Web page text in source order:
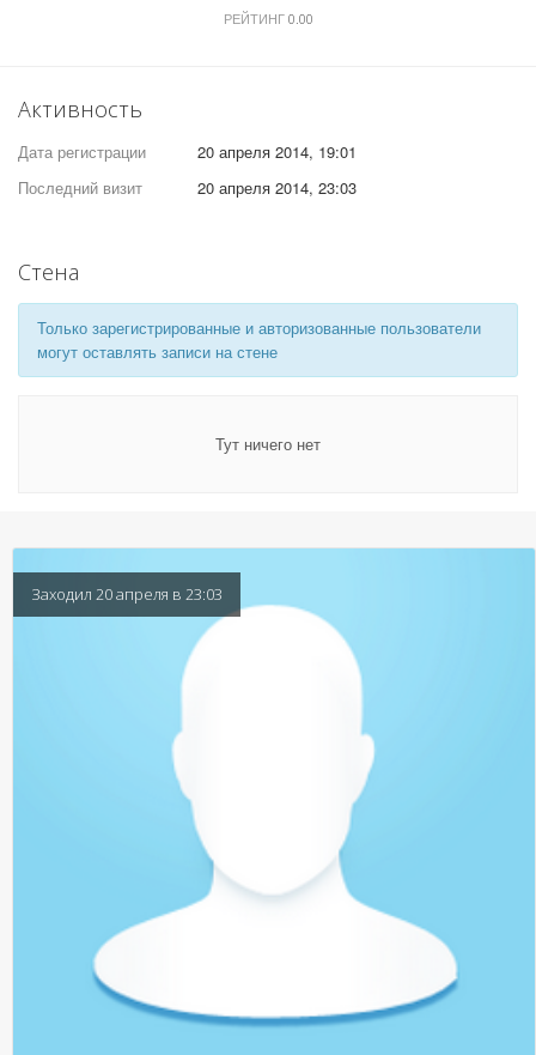
РЕЙТИНГ 0.00
Активность
Дата регистрации
20 апреля 2014, 19:01
Последний визит
20 апреля 2014, 23:03
Стена
Только зарегистрированные и авторизованные пользователи
могут оставлять записи на стене
Тут ничего нет
Заходил 20 апреля в 23:03